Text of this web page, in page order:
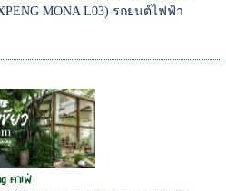
MONA L03) รถยนต์ไฟฟ้า
คาเฟ่